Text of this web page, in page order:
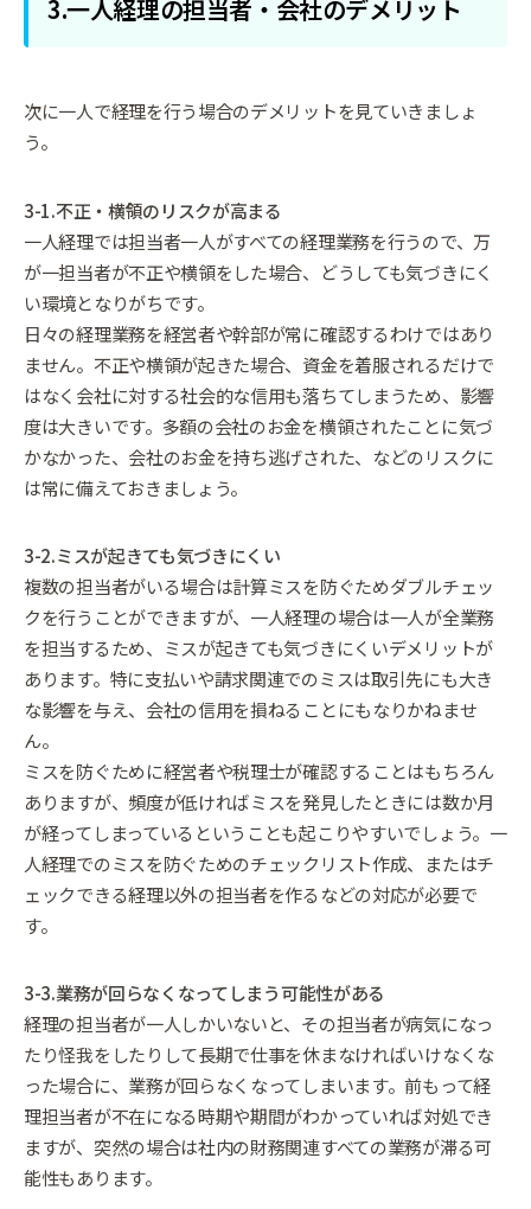
3.一人経理の担当者・会社のデメリット
次に一人で経理を行う場合のデメリットを見ていきましょ
う。
3-1.不正・横領のリスクが高まる
一人経理では担当者一人がすべての経理業務を行うので、万
が一担当者が不正や横領をした場合、どうしても気づきにく
い環境となりがちです。
日々の経理業務を経営者や幹部が常に確認するわけではあり
ません。不正や横領が起きた場合、資金を着服されるだけで
はなく会社に対する社会的な信用も落ちてしまうため、影響
度は大きいです。多額の会社のお金を横領されたことに気づ
かなかった、会社のお金を持ち逃げされた、などのリスクに
は常に備えておきましょう。
3-2.ミスが起きても気づきにくい
複数の担当者がいる場合は計算ミスを防ぐためダブルチェッ
クを行うことができますが、一人経理の場合は一人が全業務
を担当するため、ミスが起きても気づきにくいデメリットが
あります。特に支払いや請求関連でのミスは取引先にも大き
な影響を与え、会社の信用を損ねることにもなりかねませ
ん。
ミスを防ぐために経営者や税理士が確認することはもちろん
ありますが、頻度が低ければミスを発見したときには数か月
が経ってしまっているということも起こりやすいでしょう。一
人経理でのミスを防ぐためのチェックリスト作成、またはチ
ェックできる経理以外の担当者を作るなどの対応が必要で
す。
3-3.業務が回らなくなってしまう可能性がある
経理の担当者が一人しかいないと、その担当者が病気になっ
たり怪我をしたりして長期で仕事を休まなければいけなくな
った場合に、業務が回らなくなってしまいます。前もって経
理担当者が不在になる時期や期間がわかっていれば対処でき
ますが、突然の場合は社内の財務関連すべての業務が滞る可
能性もあります。